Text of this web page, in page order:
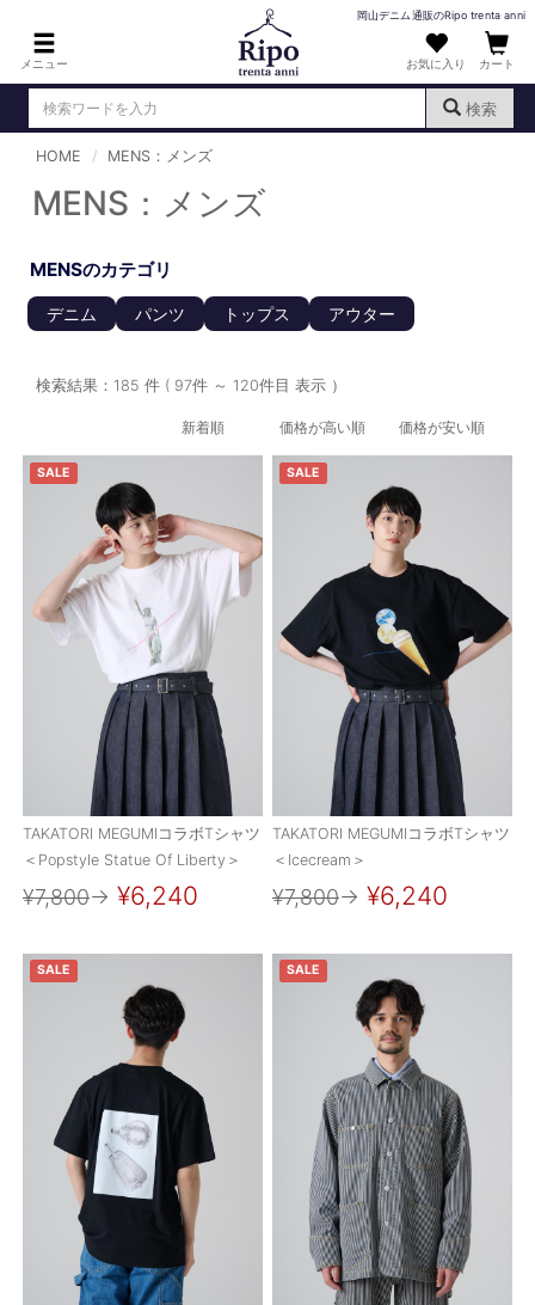
メニュー
岡山デニム通販のRipo trenta anni
お気に入り カート
検索
DENIM : デニム
PANTS : パンツ
KNIT : ニット
SHIRT : シャツ
OUTERS : アウター
LADIES : レディース
DENIM : デニム
PANTS/SKIRT : パンツ・スカート
TOPS : トップス
OUTERS : アウター
OUTLET : アウトレット
MENS : メンズ
新規会員登録
お買い物カゴ
ご利用ガイド
特定商取引法に基づく表記
ご利用規約
お問い合わせ
HOME MENS：メンズ
MENS：メンズ
MENSのカテゴリ
デニム パンツ トップス アウター
検索結果：185 件 ( 97件 ～ 120件目 表示 ）
新着順 価格が高い順 価格が安い順
SALE
TAKATORI MEGUMIコラボTシャツ
＜Popstyle Statue Of Liberty＞
¥7,800→ ¥6,240
SALE
TAKATORI MEGUMIコラボTシャツ
＜Icecream＞
¥7,800→ ¥6,240
SALE SALE